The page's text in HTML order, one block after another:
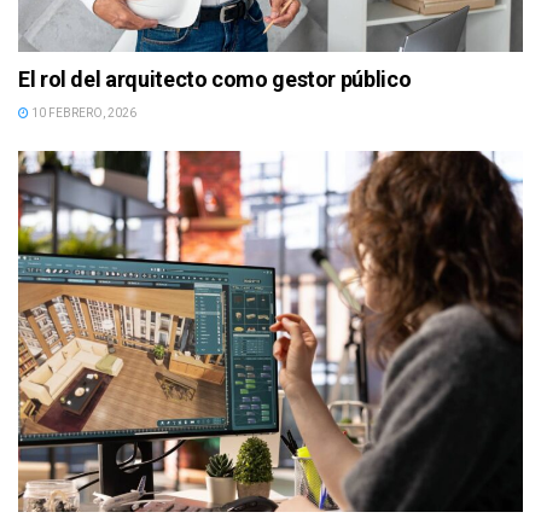
El rol del arquitecto como gestor público
10 FEBRERO, 2026